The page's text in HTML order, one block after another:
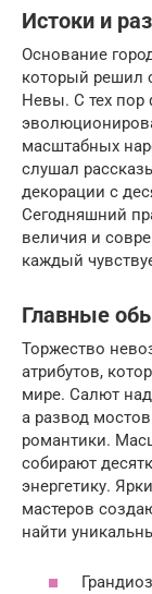
Истоки и
Основание
который решил
Невы. С тех пор
масштабных
слушал
декорации с
Сегодняшний
величия и
каждый
Главные
Торжество
атрибутов,
мире. Салют
а развод
романтики.
собирают
энергетику.
мастеров
найти